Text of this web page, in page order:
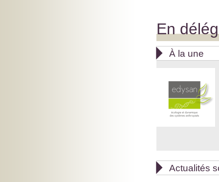
En
 À la une
 Actualités